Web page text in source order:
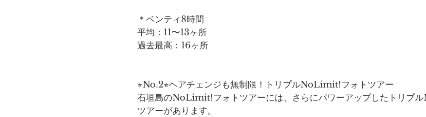
＊ベンティ8時間
平均：11〜13ヶ所
過去最高：16ヶ所
⭐︎No.2⭐︎ヘアチェンジも無制限！トリプルNoLimit!フォトツアー
石垣島のNoLimit!フォトツアーには、さらにパワーアップしたトリプ
ツアーがあります。